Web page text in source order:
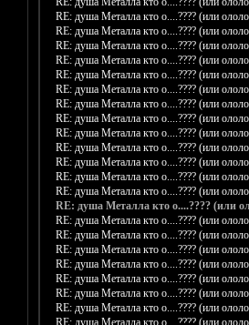
RE: душа Металла кто о....???? (или
RE: душа Металла кто о....???? (или
RE: душа Металла кто о....???? (или
RE: душа Металла кто о....???? (или
RE: душа Металла кто о....???? (или
RE: душа Металла кто о....???? (или
RE: душа Металла кто о....???? (или
RE: душа Металла кто о....???? (или
RE: душа Металла кто о....???? (или
RE: душа Металла кто о....???? (или
RE: душа Металла кто о....???? (или
RE: душа Металла кто о....???? (или
RE: душа Металла кто о....???? (или
RE: душа Металла кто о....???? (или
RE: душа Металла кто о....???? (или
RE: душа Металла кто о....???? (или
RE: душа Металла кто о....???? (или
RE: душа Металла кто о....???? (или
RE: душа Металла кто о....???? (или
RE: душа Металла кто о....???? (или
RE: душа Металла кто о....???? (или
RE: душа Металла кто о....???? (или